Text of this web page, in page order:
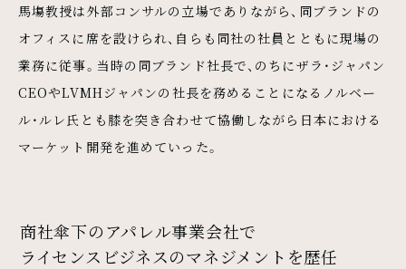
馬塲教授は外部コンサルの立場でありながら、同ブランドの
オフィスに席を設けられ、自らも同社の社員とともに現場の
業務に従事。当時の同ブランド社長で、のちにザラ・ジャパン
CEOやLVMHジャパンの社長を務めることになるノルベー
ル・ルレ氏とも膝を突き合わせて協働しながら日本における
マーケット開発を進めていった。
商社傘下のアパレル事業会社で
ライセンスビジネスのマネジメントを歴任